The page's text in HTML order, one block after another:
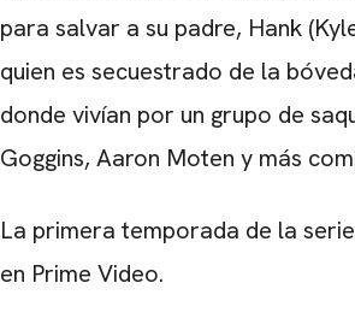
para salvar a su padre, Hank
quien es secuestrado de la
donde vivían por un grupo de
Goggins, Aaron Moten y más
La primera temporada de la
en Prime Video.